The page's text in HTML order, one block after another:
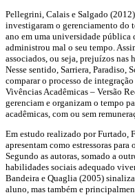
Pellegrini, Calais e Salgado
investigaram o gerenciamento do
ano em uma universidade pública
administrou mal o seu tempo.
associados, ou seja, prejuízos nas
Nesse sentido, Sarriera, Paradiso,
comparar o processo de
Vivências Acadêmicas – Versão
gerenciam e organizam o tempo
acadêmicas, com ou sem
Em estudo realizado por Furtado,
apresentam como estressoras
Segundo as autoras, somado a
habilidades sociais adequado
Bandeira e Quaglia (2005)
aluno, mas também e